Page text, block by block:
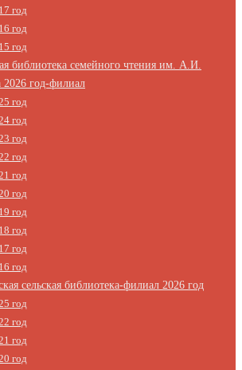
год
год
год
библиотека семейного чтения им. А.И.
2026 год-филиал
год
год
год
год
год
год
год
год
год
год
сельская библиотека-филиал 2026 год
год
год
год
год